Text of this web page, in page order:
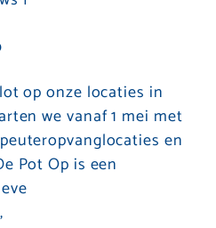
op onze locaties in
we vanaf 1 mei met
en
Pot Op is een